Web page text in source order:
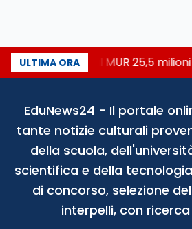
ULTIMA ORA
Università: dal MUR 25,5
EduNews24 - Il portale
tante notizie culturali
della scuola,
scientifica e della
di concorso, selezione
interpelli, con